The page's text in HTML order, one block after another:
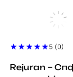
5 (0)
Rejuran –